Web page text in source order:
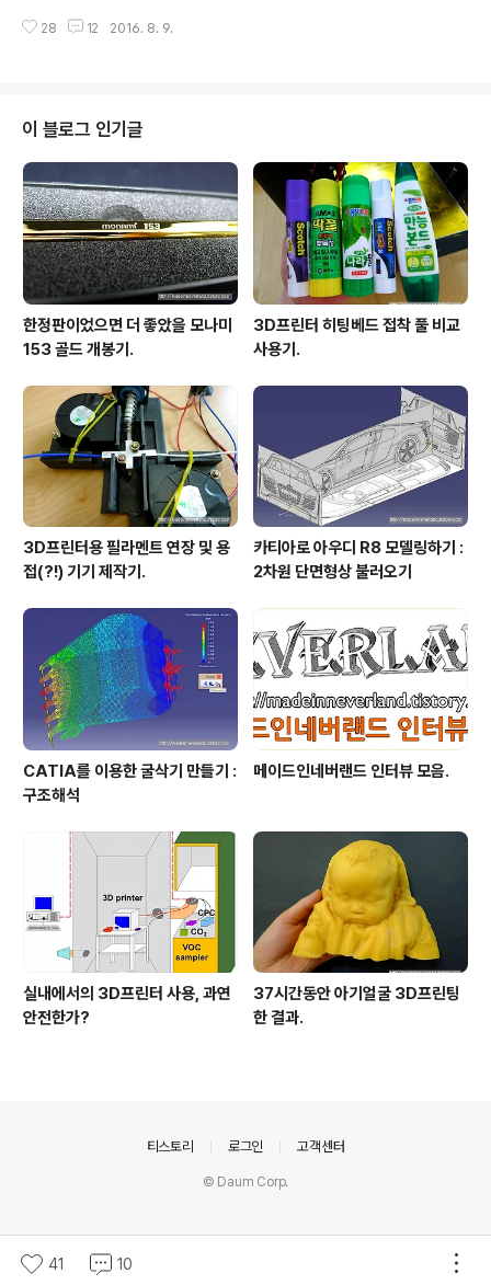
어 명칭은 Xiaomi Mi Flora Monitor라고 쓴 쇼핑몰도
'아, 이게 그 멜론???'이라는 깨달음을 얻게 되었지요. 장난
않아 멜론이 자라는데 광량이 부족하다는 것이었습니다.
여기저기 찾아봤더니 이 부족한 광량을 식물등, 즉 식물이
자라는데 적합한 파장을 제공하는 LED로 보충해줄 수 있
다고 하더라구요. 그래서 시작한 프로젝트, 3D프린터로 L
ED바 장착한 화분 제작하기! 그 과정을 보여드릴까 합니
다. ※주의! 저는 원예기술에..
28 12 2016. 8. 9.
이 블로그 인기글
한정판이었으면 더 좋았을 모나미
153 골드 개봉기.
3D프린터 히팅베드 접착 풀 비교
사용기.
3D프린터용 필라멘트 연장 및 용
접(?!) 기기 제작기.
카티아로 아우디 R8 모델링하기 :
2차원 단면형상 불러오기
CATIA를 이용한 굴삭기 만들기 :
구조해석
메이드인네버랜드 인터뷰 모음.
실내에서의 3D프린터 사용, 과연
안전한가?
37시간동안 아기얼굴 3D프린팅
한 결과.
41 10
티스토리 로그인 고객센터
© Daum Corp.